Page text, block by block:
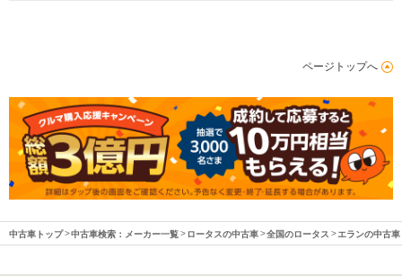
ページトップへ
中古車トップ 中古車検索：メーカー一覧 ロータスの中古車 全国のロータス エランの中古車